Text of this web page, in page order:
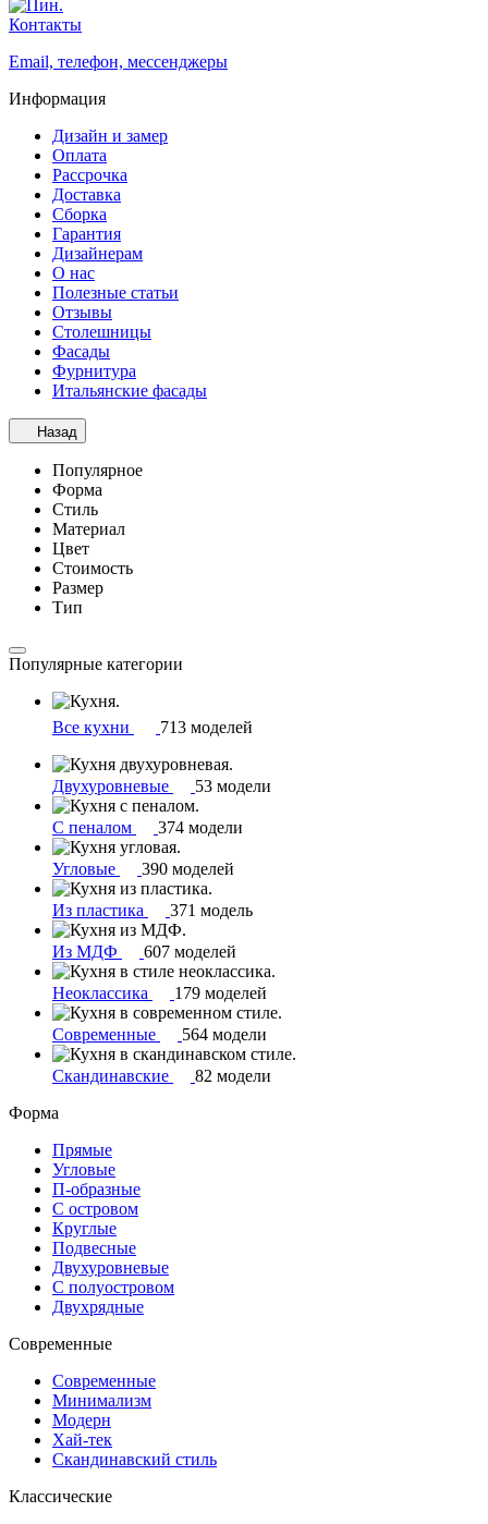
Контакты
Email, телефон, мессенджеры
Информация
Дизайн и замер
Оплата
Рассрочка
Доставка
Сборка
Гарантия
Дизайнерам
О нас
Полезные статьи
Отзывы
Столешницы
Фасады
Фурнитура
Итальянские фасады
Назад
Популярное
Форма
Стиль
Материал
Цвет
Стоимость
Размер
Тип
Популярные категории
Все кухни 713 моделей
Двухуровневые 53 модели
С пеналом 374 модели
Угловые 390 моделей
Из пластика 371 модель
Из МДФ 607 моделей
Неоклассика 179 моделей
Современные 564 модели
Скандинавские
82 модели
Форма
Прямые
Угловые
П-образные
С островом
Круглые
Подвесные
Двухуровневые
С полуостровом
Двухрядные
Современные
Современные
Минимализм
Модерн
Хай-тек
Скандинавский стиль
Классические